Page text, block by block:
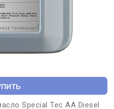
Special Tec AA Diesel